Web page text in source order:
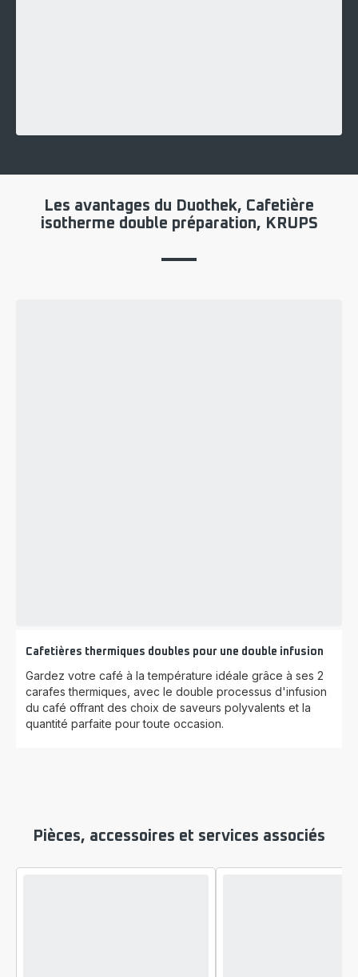
Les avantages du Duothek, Cafetière
isotherme double préparation, KRUPS
Cafetières thermiques doubles pour une double infusion
Gardez votre café à la température idéale grâce à ses 2
carafes thermiques, avec le double processus d'infusion
du café offrant des choix de saveurs polyvalents et la
quantité parfaite pour toute occasion.
Pièces, accessoires et services associés